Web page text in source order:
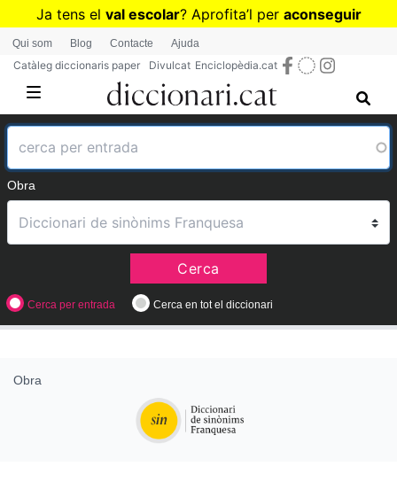
Vés
contingut
Ja tens el val escolar? Aprofita’l per aconseguir
diccionaris per a Primària o Secundària
Qui som Blog Contacte Ajuda
Catàleg diccionaris paper Divulcat Enciclopèdia.cat
Obra
Cerca
Cerca per entrada Cerca en tot el diccionari
Obra